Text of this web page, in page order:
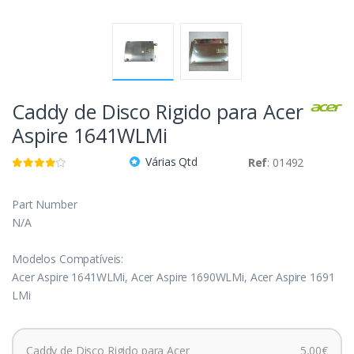
Caddy de Disco Rigido para Acer
Aspire 1641WLMi
Várias Qtd Ref: 01492
Part Number
N/A
Modelos Compatíveis:
Acer Aspire 1641WLMi, Acer Aspire 1690WLMi, Acer Aspire 1691
LMi
Caddy de Disco Rigido para Acer 5,00€